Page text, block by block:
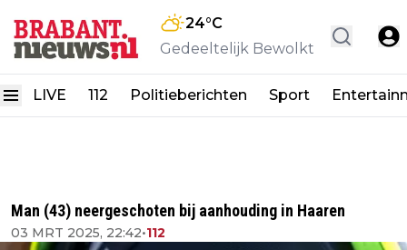
24°C
Gedeeltelijk Bewolkt
LIVE 112 Politieberichten Sport
Man (43) neergeschoten bij aanhouding in Haaren
03 MRT 2025, 22:42•112